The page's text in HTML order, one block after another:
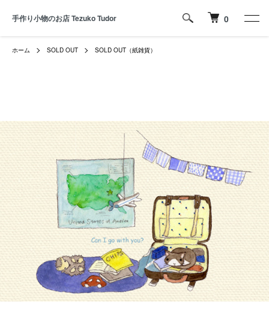
手作り小物のお店 Tezuko Tudor 0
ホーム SOLD OUT SOLD OUT（紙雑貨）